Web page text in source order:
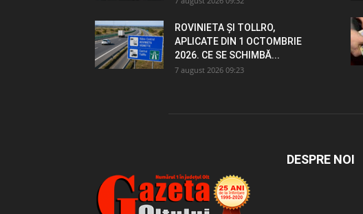
ROVINIETA ȘI TOLLRO,
APLICATE DIN 1 OCTOMBRIE
2026. CE SE SCHIMBĂ...
7 august 2026 09:23
DESPRE NOI